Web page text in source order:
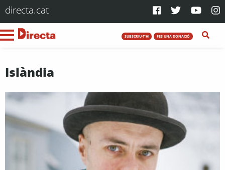
directa.cat
SUBSCRIU-T'HI FES UNA DONACIÓ
Islàndia